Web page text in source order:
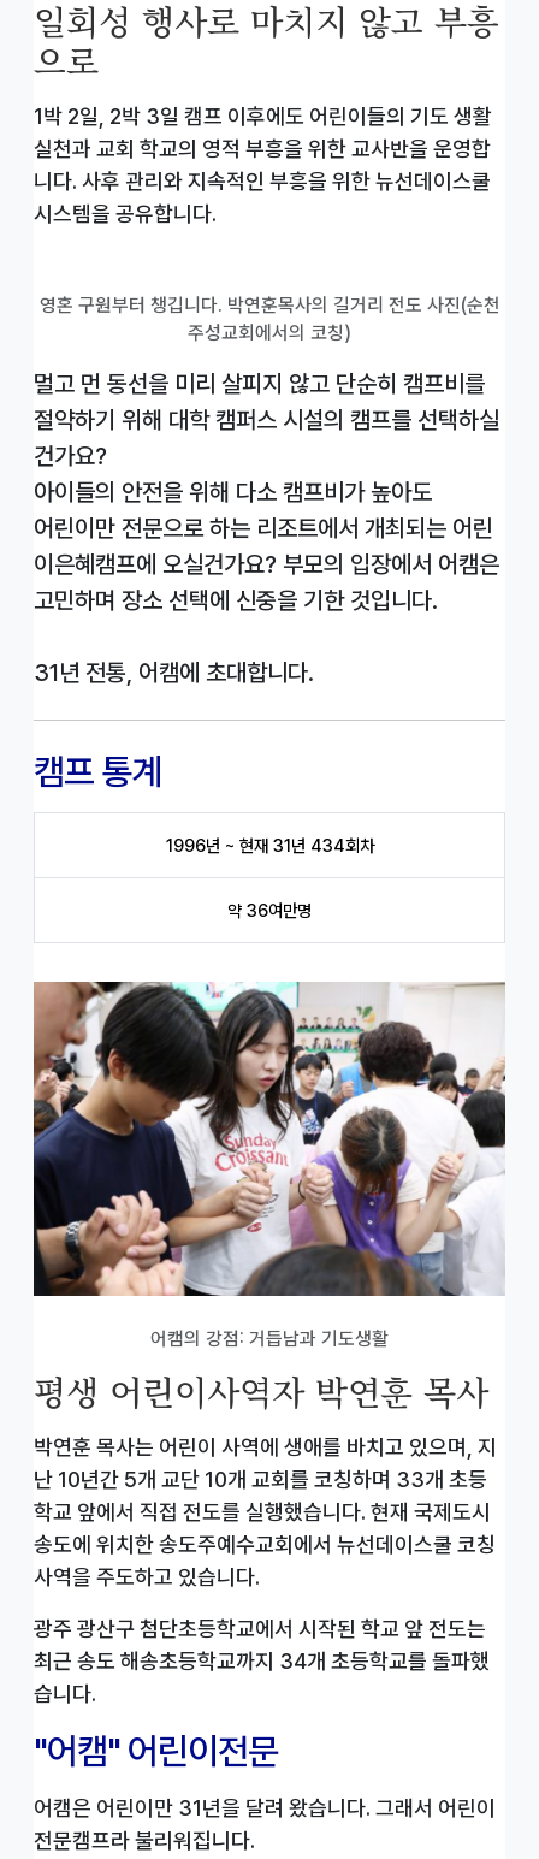
일회성 행사로 마치지 않고 부흥
으로
1박 2일, 2박 3일 캠프 이후에도 어린이들의 기도 생활
실천과 교회 학교의 영적 부흥을 위한 교사반을 운영합
니다. 사후 관리와 지속적인 부흥을 위한 뉴선데이스쿨
시스템을 공유합니다.
영혼 구원부터 챙깁니다. 박연훈목사의 길거리 전도 사진(순천
주성교회에서의 코칭)
멀고 먼 동선을 미리 살피지 않고 단순히 캠프비를
절약하기 위해 대학 캠퍼스 시설의 캠프를 선택하실
건가요?
아이들의 안전을 위해 다소 캠프비가 높아도
어린이만 전문으로 하는 리조트에서 개최되는 어린
이은혜캠프에 오실건가요? 부모의 입장에서 어캠은
고민하며 장소 선택에 신중을 기한 것입니다.
31년 전통, 어캠에 초대합니다.
캠프 통계
1996년 ~ 현재 31년 434회차
약 36여만명
어캠의 강점: 거듭남과 기도생활
평생 어린이사역자 박연훈 목사
박연훈 목사는 어린이 사역에 생애를 바치고 있으며, 지
난 10년간 5개 교단 10개 교회를 코칭하며 33개 초등
학교 앞에서 직접 전도를 실행했습니다. 현재 국제도시
송도에 위치한 송도주예수교회에서 뉴선데이스쿨 코칭
사역을 주도하고 있습니다.
광주 광산구 첨단초등학교에서 시작된 학교 앞 전도는
최근 송도 해송초등학교까지 34개 초등학교를 돌파했
습니다.
"어캠" 어린이전문
어캠은 어린이만 31년을 달려 왔습니다. 그래서 어린이
전문캠프라 불리워집니다.